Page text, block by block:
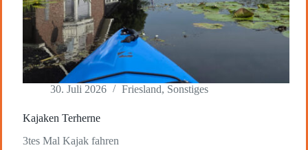
30. Juli 2026 Friesland, Sonstiges
Kajaken Terherne
3tes Mal Kajak fahren